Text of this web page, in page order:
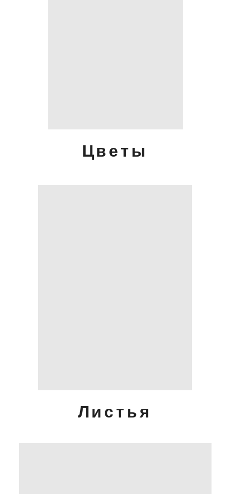
Цветы
Листья